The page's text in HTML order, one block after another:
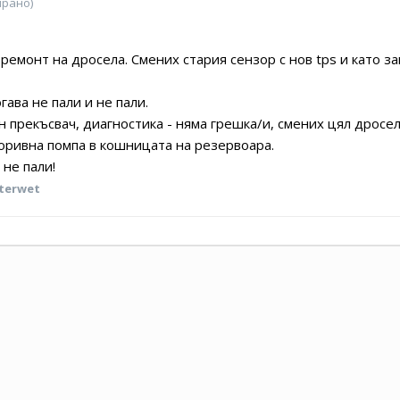
на дросела. Смених стария сензор с нов tps и като
не пали и не пали.
прекъсвач, диагностика - няма грешка/и, смених цял
помпа в кошницата на резервоара.
пали!